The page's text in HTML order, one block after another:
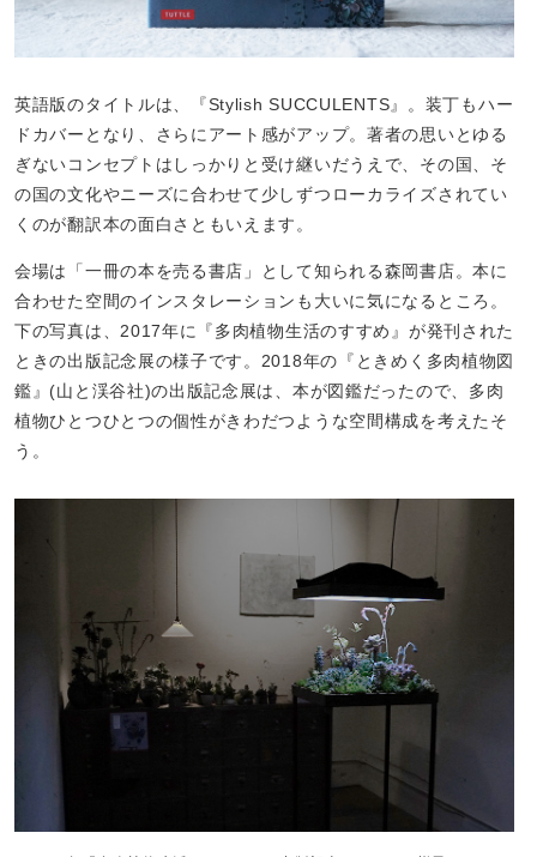
英語版のタイトルは、『Stylish SUCCULENTS』。装丁もハー
ドカバーとなり、さらにアート感がアップ。著者の思いとゆる
ぎないコンセプトはしっかりと受け継いだうえで、その国、そ
の国の文化やニーズに合わせて少しずつローカライズされてい
くのが翻訳本の面白さともいえます。
会場は「一冊の本を売る書店」として知られる森岡書店。本に
合わせた空間のインスタレーションも大いに気になるところ。
下の写真は、2017年に『多肉植物生活のすすめ』が発刊された
ときの出版記念展の様子です。2018年の『ときめく多肉植物図
鑑』(山と渓谷社)の出版記念展は、本が図鑑だったので、多肉
植物ひとつひとつの個性がきわだつような空間構成を考えたそ
う。